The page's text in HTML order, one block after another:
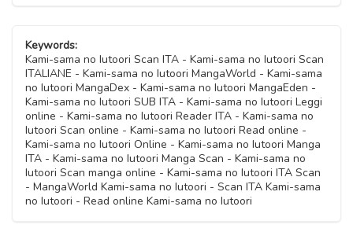
Keywords:
Kami-sama no Iutoori Scan ITA - Kami-sama no Iutoori Scan
ITALIANE - Kami-sama no Iutoori MangaWorld - Kami-sama
no Iutoori MangaDex - Kami-sama no Iutoori MangaEden -
Kami-sama no Iutoori SUB ITA - Kami-sama no Iutoori Leggi
online - Kami-sama no Iutoori Reader ITA - Kami-sama no
Iutoori Scan online - Kami-sama no Iutoori Read online -
Kami-sama no Iutoori Online - Kami-sama no Iutoori Manga
ITA - Kami-sama no Iutoori Manga Scan - Kami-sama no
Iutoori Scan manga online - Kami-sama no Iutoori ITA Scan
- MangaWorld Kami-sama no Iutoori - Scan ITA Kami-sama
no Iutoori - Read online Kami-sama no Iutoori